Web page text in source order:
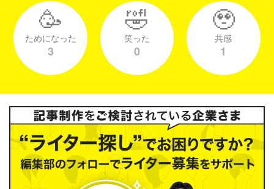
🥳
ためになった
3
🤣
笑った
0
🥹
共感
1